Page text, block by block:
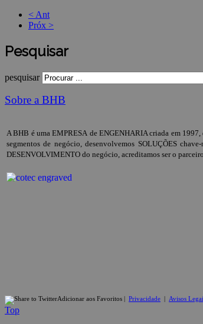
< Ant
Próx >
Pesquisar
pesquisar
Sobre a BHB
A BHB é uma EMPRESA de ENGENHARIA criada em
segmentos de negócio, desenvolvemos SOLUÇÕES
DESENVOLVIMENTO do negócio, acreditamos ser o
Adicionar aos Favoritos Privacidade Avisos
Top